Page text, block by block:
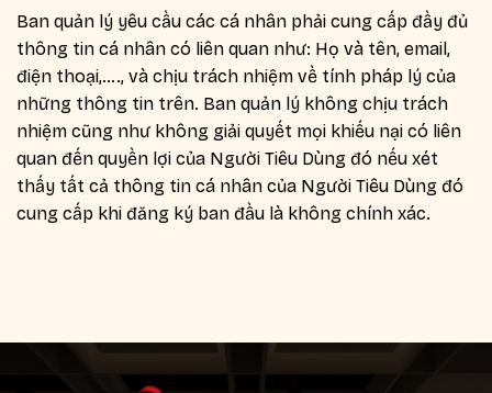
Ban quản lý yêu cầu các cá nhân phải cung cấp đầy đủ
thông tin cá nhân có liên quan như: Họ và tên, email,
điện thoại,…., và chịu trách nhiệm về tính pháp lý của
những thông tin trên. Ban quản lý không chịu trách
nhiệm cũng như không giải quyết mọi khiếu nại có liên
quan đến quyền lợi của Người Tiêu Dùng đó nếu xét
thấy tất cả thông tin cá nhân của Người Tiêu Dùng đó
cung cấp khi đăng ký ban đầu là không chính xác.